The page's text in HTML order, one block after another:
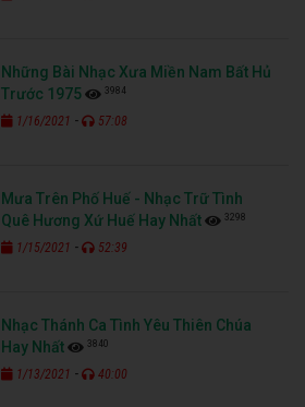
Những Bài Nhạc Xưa Miền Nam Bất Hủ
Trước 1975
3984
1/16/2021 - 57:08
Mưa Trên Phố Huế - Nhạc Trữ Tình
Quê Hương Xứ Huế Hay Nhất
3298
1/15/2021 - 52:39
Nhạc Thánh Ca Tình Yêu Thiên Chúa
Hay Nhất
3840
1/13/2021 - 40:00